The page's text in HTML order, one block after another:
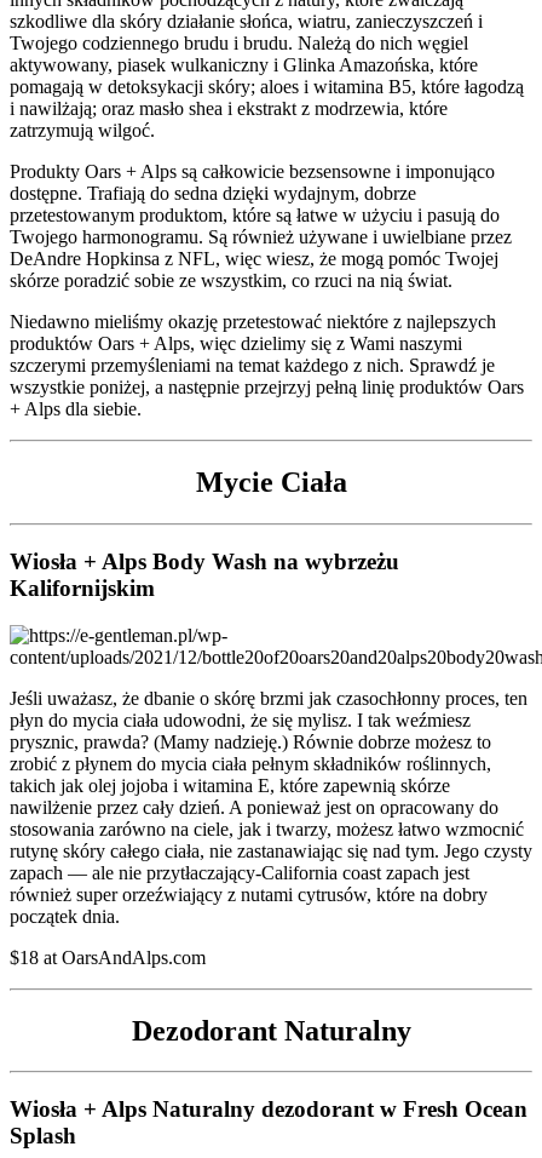
szkodliwe dla skóry działanie słońca, wiatru, zanieczyszczeń i
Twojego codziennego brudu i brudu. Należą do nich węgiel
aktywowany, piasek wulkaniczny i Glinka Amazońska, które
pomagają w detoksykacji skóry; aloes i witamina B5, które łagodzą
i nawilżają; oraz masło shea i ekstrakt z modrzewia, które
zatrzymują wilgoć.
Produkty Oars + Alps są całkowicie bezsensowne i imponująco
dostępne. Trafiają do sedna dzięki wydajnym, dobrze
przetestowanym produktom, które są łatwe w użyciu i pasują do
Twojego harmonogramu. Są również używane i uwielbiane przez
DeAndre Hopkinsa z NFL, więc wiesz, że mogą pomóc Twojej
skórze poradzić sobie ze wszystkim, co rzuci na nią świat.
Niedawno mieliśmy okazję przetestować niektóre z najlepszych
produktów Oars + Alps, więc dzielimy się z Wami naszymi
szczerymi przemyśleniami na temat każdego z nich. Sprawdź je
wszystkie poniżej, a następnie przejrzyj pełną linię produktów Oars
+ Alps dla siebie.
Mycie Ciała
Wiosła + Alps Body Wash na wybrzeżu
Kalifornijskim
Jeśli uważasz, że dbanie o skórę brzmi jak czasochłonny proces, ten
płyn do mycia ciała udowodni, że się mylisz. I tak weźmiesz
prysznic, prawda? (Mamy nadzieję.) Równie dobrze możesz to
zrobić z płynem do mycia ciała pełnym składników roślinnych,
takich jak olej jojoba i witamina E, które zapewnią skórze
nawilżenie przez cały dzień. A ponieważ jest on opracowany do
stosowania zarówno na ciele, jak i twarzy, możesz łatwo wzmocnić
rutynę skóry całego ciała, nie zastanawiając się nad tym. Jego czysty
zapach — ale nie przytłaczający-California coast zapach jest
również super orzeźwiający z nutami cytrusów, które na dobry
początek dnia.
$18 at OarsAndAlps.com
Dezodorant Naturalny
Wiosła + Alps Naturalny dezodorant w Fresh Ocean
Splash